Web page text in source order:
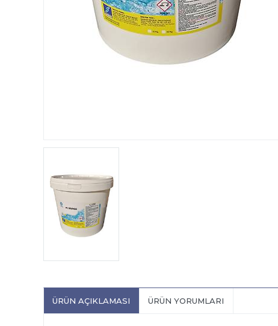
ÜRÜN AÇIKLAMASI ÜRÜN YORUMLARI